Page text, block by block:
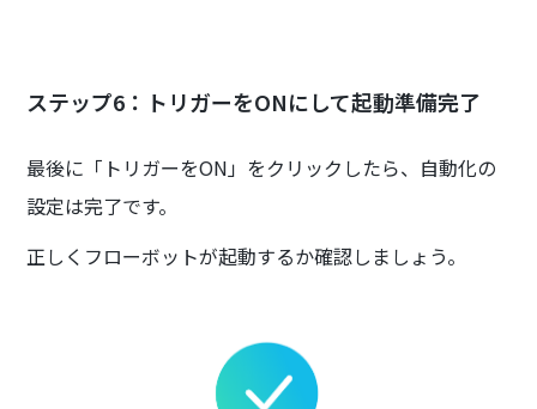
ステップ6：トリガーをONにして起動準備完了
最後に「トリガーをON」をクリックしたら、自動化の
設定は完了です。
正しくフローボットが起動するか確認しましょう。